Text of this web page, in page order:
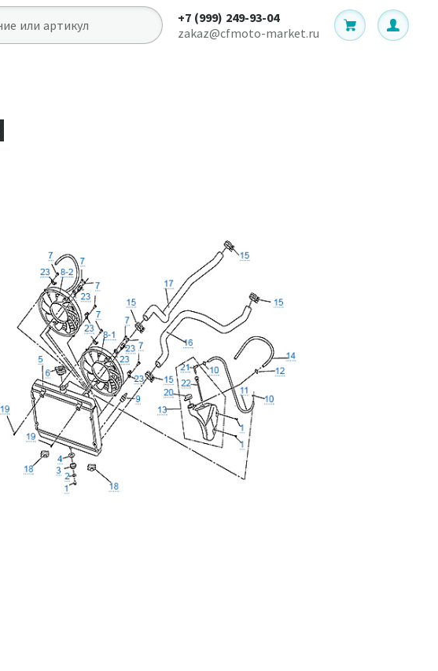
+7 (999) 249-93-04
zakaz@cfmoto-market.ru